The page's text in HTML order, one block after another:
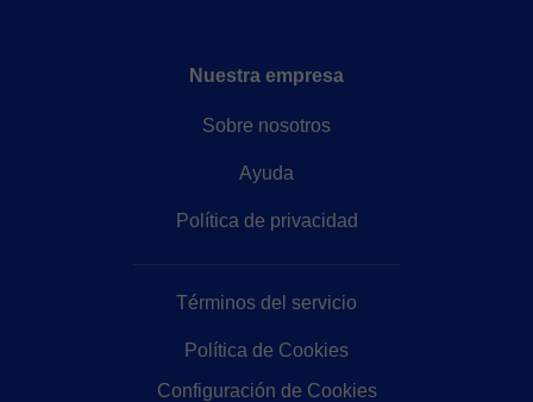
Nuestra empresa
Sobre nosotros
Ayuda
Política de privacidad
Términos del servicio
Política de Cookies
Configuración de Cookies